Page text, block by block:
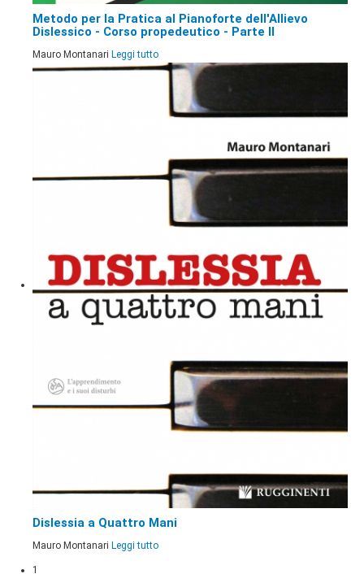
Metodo per la Pratica al Pianoforte dell'Allievo
Dislessico - Corso propedeutico - Parte II
Mauro Montanari Leggi tutto
Dislessia a Quattro Mani
Mauro Montanari Leggi tutto
1